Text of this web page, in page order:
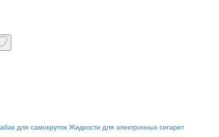
для самокрутокЖидкости для электронных сигарет